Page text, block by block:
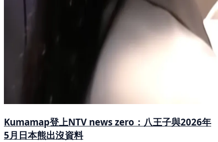
Kumamap登上NTV news zero：八王子與2026年
5月日本熊出沒資料